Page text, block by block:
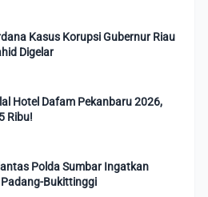
Kasus Korupsi Gubernur Riau
Digelar
Hotel Dafam Pekanbaru 2026,
Ribu!
Polda Sumbar Ingatkan
Padang-Bukittinggi